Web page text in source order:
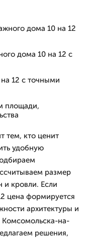
дома 10 на 12
дома 10 на 12 с
12 с точными
площади,
тем, кто ценит
удобную
размер
и кровли. Если
цена формируется
архитектуры и
Комсомольска-на-
решения,